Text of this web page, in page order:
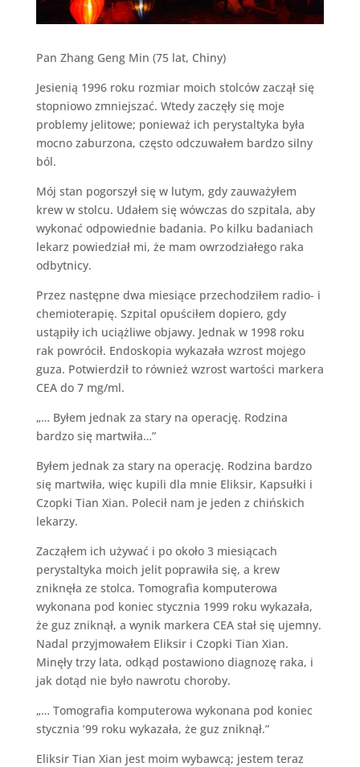
Pan Zhang Geng Min (75 lat, Chiny)
Jesienią 1996 roku rozmiar moich stolców zaczął się
stopniowo zmniejszać. Wtedy zaczęły się moje
problemy jelitowe; ponieważ ich perystaltyka była
mocno zaburzona, często odczuwałem bardzo silny
ból.
Mój stan pogorszył się w lutym, gdy zauważyłem
krew w stolcu. Udałem się wówczas do szpitala, aby
wykonać odpowiednie badania. Po kilku badaniach
lekarz powiedział mi, że mam owrzodziałego raka
odbytnicy.
Przez następne dwa miesiące przechodziłem radio- i
chemioterapię. Szpital opuściłem dopiero, gdy
ustąpiły ich uciążliwe objawy. Jednak w 1998 roku
rak powrócił. Endoskopia wykazała wzrost mojego
guza. Potwierdził to również wzrost wartości markera
CEA do 7 mg/ml.
„… Byłem jednak za stary na operację. Rodzina
bardzo się martwiła…”
Byłem jednak za stary na operację. Rodzina bardzo
się martwiła, więc kupili dla mnie Eliksir, Kapsułki i
Czopki Tian Xian. Polecił nam je jeden z chińskich
lekarzy.
Zacząłem ich używać i po około 3 miesiącach
perystaltyka moich jelit poprawiła się, a krew
zniknęła ze stolca. Tomografia komputerowa
wykonana pod koniec stycznia 1999 roku wykazała,
że guz zniknął, a wynik markera CEA stał się ujemny.
Nadal przyjmowałem Eliksir i Czopki Tian Xian.
Minęły trzy lata, odkąd postawiono diagnozę raka, i
jak dotąd nie było nawrotu choroby.
„… Tomografia komputerowa wykonana pod koniec
stycznia ’99 roku wykazała, że guz zniknął.”
Eliksir Tian Xian jest moim wybawcą; jestem teraz